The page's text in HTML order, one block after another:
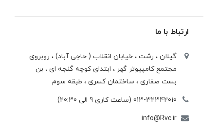
ارتباط با ما
گیلان ، رشت ، خيابان انقلاب ( حاجی آباد) ، روبروی
مجتمع كامپيوتر گهر ، ابتدای كوچه گنجه ای ، بن
بست صفاری ، ساختمان كسری ، طبقه سوم
013-32342010 (ساعت کاری 9 الی 20:30)
info@Rvc.ir